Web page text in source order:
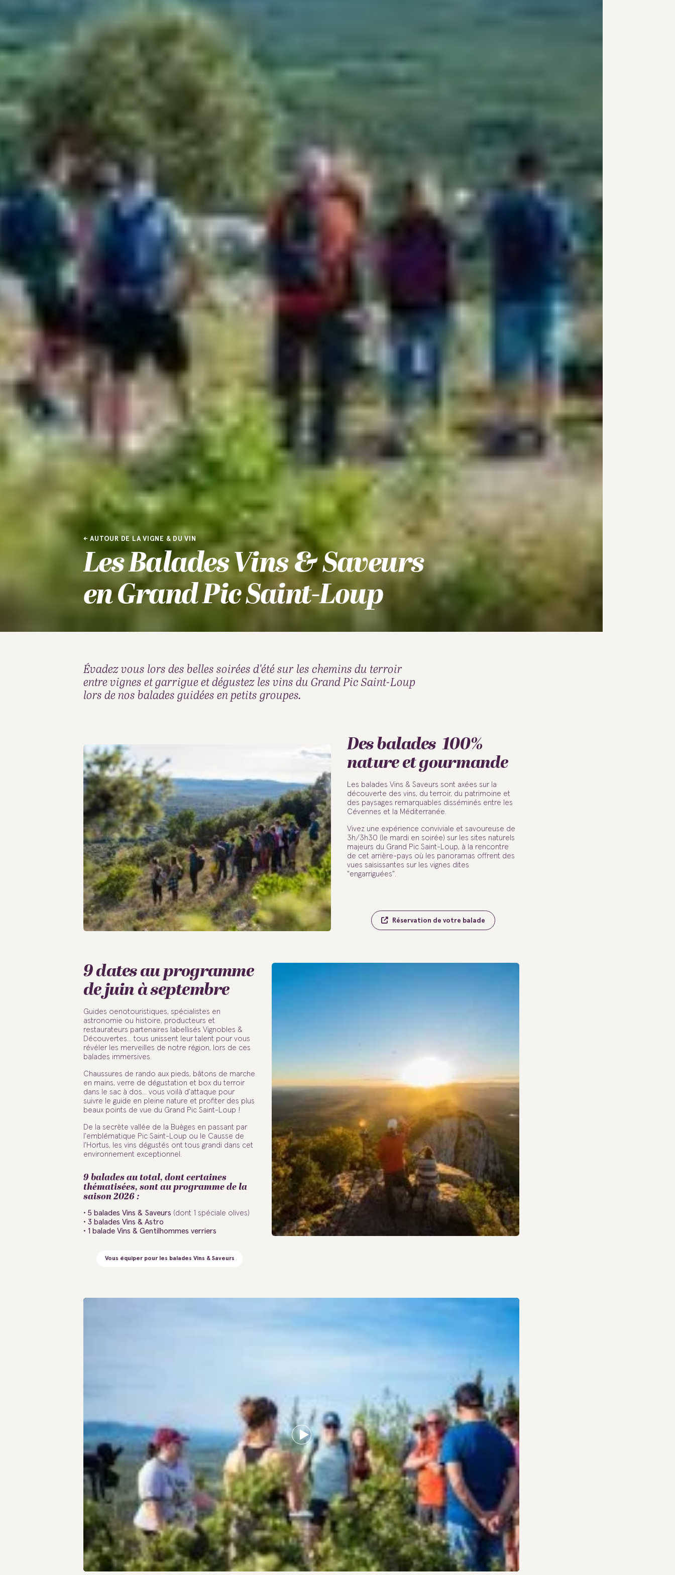
AUTOUR DE LA VIGNE & DU VIN
Les Balades Vins & Saveurs
en Grand Pic Saint-Loup
Évadez vous lors des belles soirées d'été sur les chemins du terroir
entre vignes et garrigue et dégustez les vins du Grand Pic Saint-Loup
lors de nos balades guidées en petits groupes.
Des balades 100%
nature et gourmande
Les balades Vins & Saveurs sont axées sur la
découverte des vins, du terroir, du patrimoine et
des paysages remarquables disséminés entre les
Cévennes et la Méditerranée.
Vivez une expérience conviviale et savoureuse de
3h/3h30 (le mardi en soirée) sur les sites naturels
majeurs du Grand Pic Saint-Loup, à la rencontre
de cet arrière-pays où les panoramas offrent des
vues saisissantes sur les vignes dites
"engarriguées".
Réservation de votre balade
9 dates au programme
de juin à septembre
Guides oenotouristiques, spécialistes en
astronomie ou histoire, producteurs et
restaurateurs partenaires labellisés Vignobles &
Découvertes... tous unissent leur talent pour vous
révéler les merveilles de notre région, lors de ces
balades immersives.
Chaussures de rando aux pieds, bâtons de marche
en mains, verre de dégustation et box du terroir
dans le sac à dos... vous voilà d'attaque pour
suivre le guide en pleine nature et profiter des plus
beaux points de vue du Grand Pic Saint-Loup !
De la secrète vallée de la Buèges en passant par
l'emblématique Pic Saint-Loup ou le Causse de
l'Hortus, les vins dégustés ont tous grandi dans cet
environnement exceptionnel.
9 balades au total, dont certaines
thématisées, sont au programme de la
saison 2026 :
• 5 balades Vins & Saveurs (dont 1 spéciale olives)
• 3 balades Vins & Astro
• 1 balade Vins & Gentilhommes verriers
Vous équiper pour les balades Vins & Saveurs